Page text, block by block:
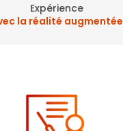
Expérience
la réalité augmentée